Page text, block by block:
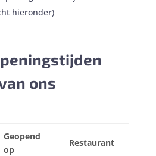
hieronder)
ons
Geopend
op
Restaurant